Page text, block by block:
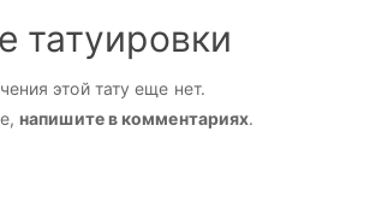
татуировки
этой тату еще нет.
напишите в комментариях.